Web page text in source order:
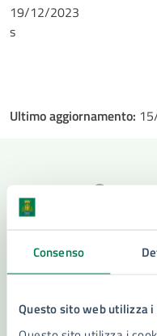
Consenso
Questo sito web utilizza i
19/12/2023
s
Ultimo aggiornamento:
Ufficio Di Gabinetto